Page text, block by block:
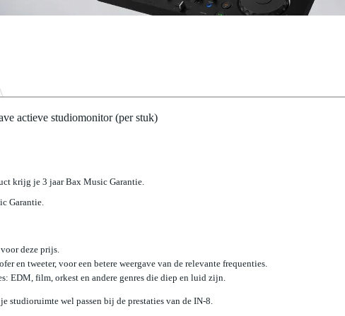
actieve studiomonitor (per stuk)
krijg je 3 jaar Bax Music Garantie.
Garantie.
deze prijs.
en tweeter, voor een betere weergave van de relevante frequenties.
EDM, film, orkest en andere genres die diep en luid zijn.
studioruimte wel passen bij de prestaties van de IN-8.